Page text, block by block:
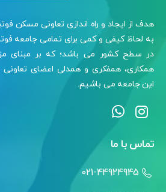
هدف از ایجاد و راه اندازی تعاونی مسکن
به لحاظ کیفی و کمی برای تمامی جامعه
در سطح کشور می باشد؛ که بر مبنای
همکاری، همفکری و همدلی اعضای
این جامعه می باشیم.
تماس با ما
021-44924945